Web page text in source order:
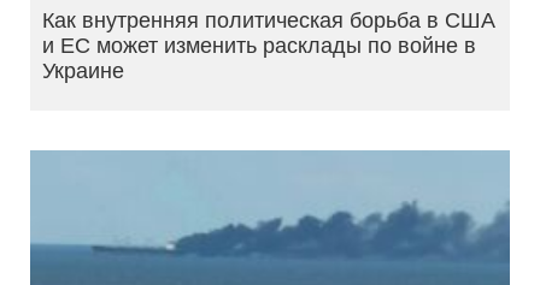
Как внутренняя политическая борьба в США
и ЕС может изменить расклады по войне в
Украине